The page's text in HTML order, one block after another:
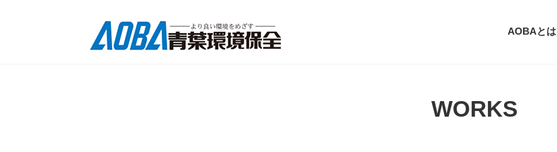
AOBAとは
WORKS